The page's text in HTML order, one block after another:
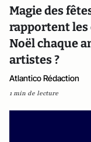
Magie des
rapportent les
Noël chaque
artistes ?
Atlantico Rédaction
1 min de lecture